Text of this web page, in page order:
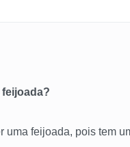
feijoada?
uma feijoada, pois tem